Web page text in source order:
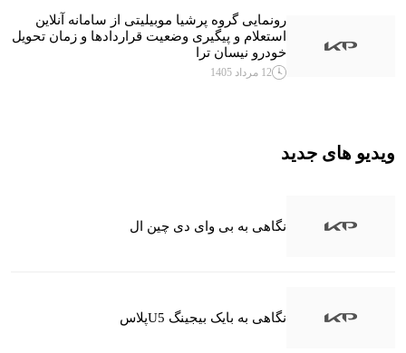
رونمایی گروه پرشیا موبیلیتی از سامانه آنلاین
استعلام و پیگیری وضعیت قراردادها و زمان تحویل
خودرو نیسان ترا
12 مرداد 1405
ویدیو های جدید
نگاهی به بی وای دی چین ال
نگاهی به بایک بیجینگ U5پلاس